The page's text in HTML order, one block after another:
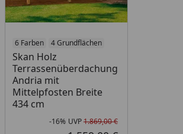
6 Farben 4 Grundflächen
Skan Holz
Terrassenüberdachung
Andria mit
Mittelpfosten Breite
434 cm
Rabatt in
-16%
Ursprünglicher
UVP1.869,00 €